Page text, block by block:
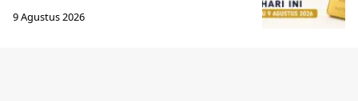
9 Agustus 2026